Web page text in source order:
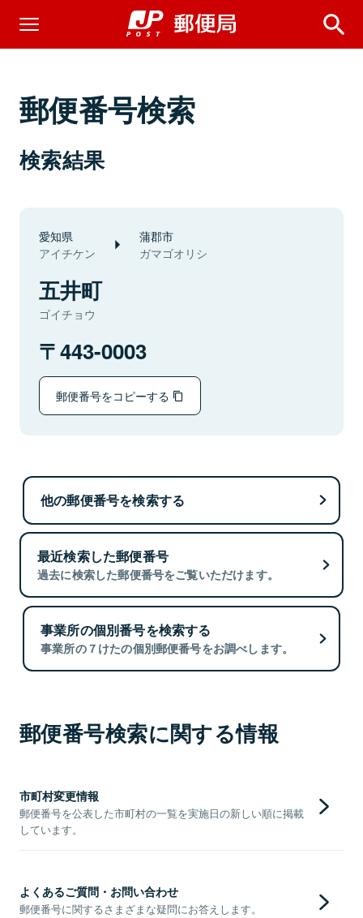
郵便番号検索
検索結果
愛知県
アイチケン
蒲郡市
ガマゴオリシ
五井町
ゴイチョウ
443-0003
郵便番号をコピーする
他の郵便番号を検索する
最近検索した郵便番号
過去に検索した郵便番号をご覧いただけます。
事業所の個別番号を検索する
事業所の７けたの個別郵便番号をお調べします。
郵便番号検索に関する情報
市町村変更情報
郵便番号を公表した市町村の一覧を実施日の新しい順に掲載
しています。
よくあるご質問・お問い合わせ
郵便番号に関するさまざまな疑問にお答えします。